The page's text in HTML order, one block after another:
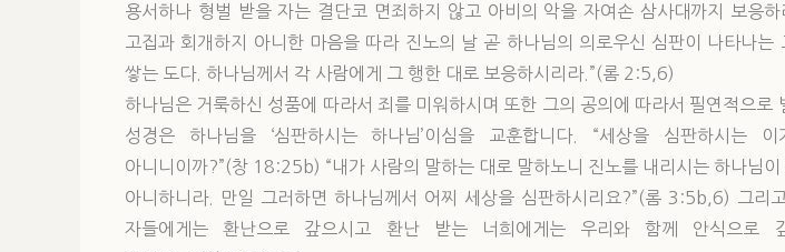
용서하나 형벌 받을 자는 결단코 면죄하지 않고 아비의 악을 자여손 삼사대까지 보응
고집과 회개하지 아니한 마음을 따라 진노의 날 곧 하나님의 의로우신 심판이 나타나는
쌓는 도다. 하나님께서 각 사람에게 그 행한 대로 보응하시리라.”(롬 2:5,6)
하나님은 거룩하신 성품에 따라서 죄를 미워하시며 또한 그의 공의에 따라서 필연적으로
성경은 하나님을 ‘심판하시는 하나님’이심을 교훈합니다. “세상을 심판하시는
아니니이까?”(창 18:25b) “내가 사람의 말하는 대로 말하노니 진노를 내리시는 하나님이
아니하니라. 만일 그러하면 하나님께서 어찌 세상을 심판하시리요?”(롬 3:5b,6) 그리
자들에게는 환난으로 갚으시고 환난 받는 너희에게는 우리와 함께 안식으로